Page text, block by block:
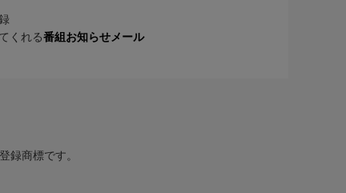
くれる番組お知らせメール
録商標です。